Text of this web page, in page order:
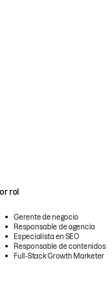
rol
Gerente de negocio
Responsable de agencia
Especialista en SEO
Responsable de contenidos
Full-Stack Growth Marketer